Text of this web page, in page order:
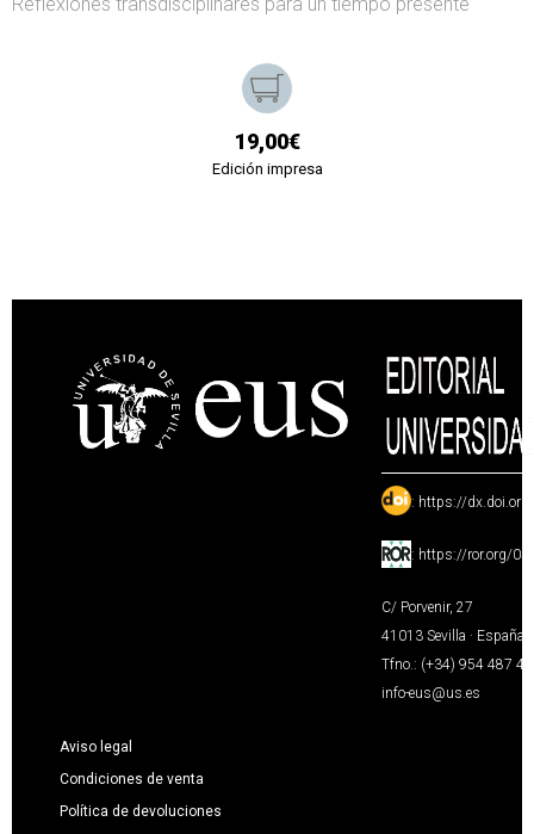
19,00€
Edición impresa
: https://
: https://ror.org/
C/ Porvenir, 27
41013 Sevilla · España
Tfno.: (+34) 954 487
info-eus@us.es
Aviso legal
Condiciones de venta
Política de devoluciones